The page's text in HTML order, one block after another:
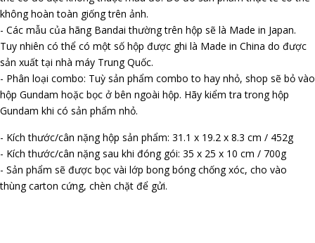
không hoàn toàn giống trên ảnh.
- Các mẫu của hãng Bandai thường trên hộp sẽ là Made in Japan.
Tuy nhiên có thể có một số hộp được ghi là Made in China do được
sản xuất tại nhà máy Trung Quốc.
- Phân loại combo: Tuỳ sản phẩm combo to hay nhỏ, shop sẽ bỏ vào
hộp Gundam hoặc bọc ở bên ngoài hộp. Hãy kiểm tra trong hộp
Gundam khi có sản phẩm nhỏ.
- Kích thước/cân nặng hộp sản phẩm: 31.1 x 19.2 x 8.3 cm / 452g
- Kích thước/cân nặng sau khi đóng gói: 35 x 25 x 10 cm / 700g
- Sản phẩm sẽ được bọc vài lớp bong bóng chống xóc, cho vào
thùng carton cứng, chèn chặt để gửi.